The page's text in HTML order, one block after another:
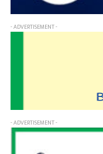
- ADVERTISEMENT -
- ADVERTISEMENT -